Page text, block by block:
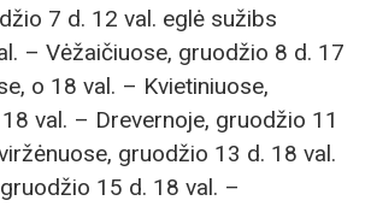
7 d. 12 val. eglė sužibs
– Vėžaičiuose, gruodžio 8 d. 17
o 18 val. – Kvietiniuose,
val. – Drevernoje, gruodžio 11
gruodžio 13 d. 18 val.
15 d. 18 val. –